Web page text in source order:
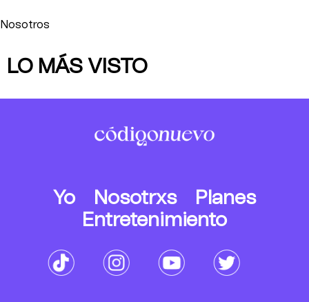
Nosotros
LO MÁS VISTO
Yo Nosotrxs
Planes
Entretenimiento